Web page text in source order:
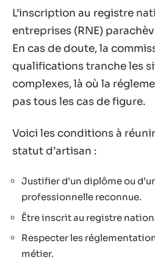
L’inscription au registre
entreprises (RNE)
En cas de doute, la
qualifications tranche les
complexes, là où la
pas tous les cas de figure.
Voici les conditions à
statut d’artisan :
Justifier d’un diplôme ou
professionnelle reconnue.
Être inscrit au registre
Respecter les
métier.